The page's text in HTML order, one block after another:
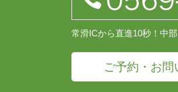
常滑ICから直進10秒！中
ご予約・お問